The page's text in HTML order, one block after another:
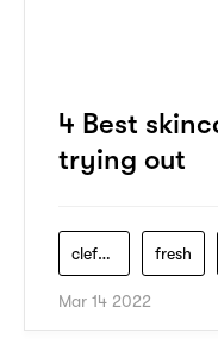
4 Best
trying out
clef-skincare fresh
Mar 14 2022